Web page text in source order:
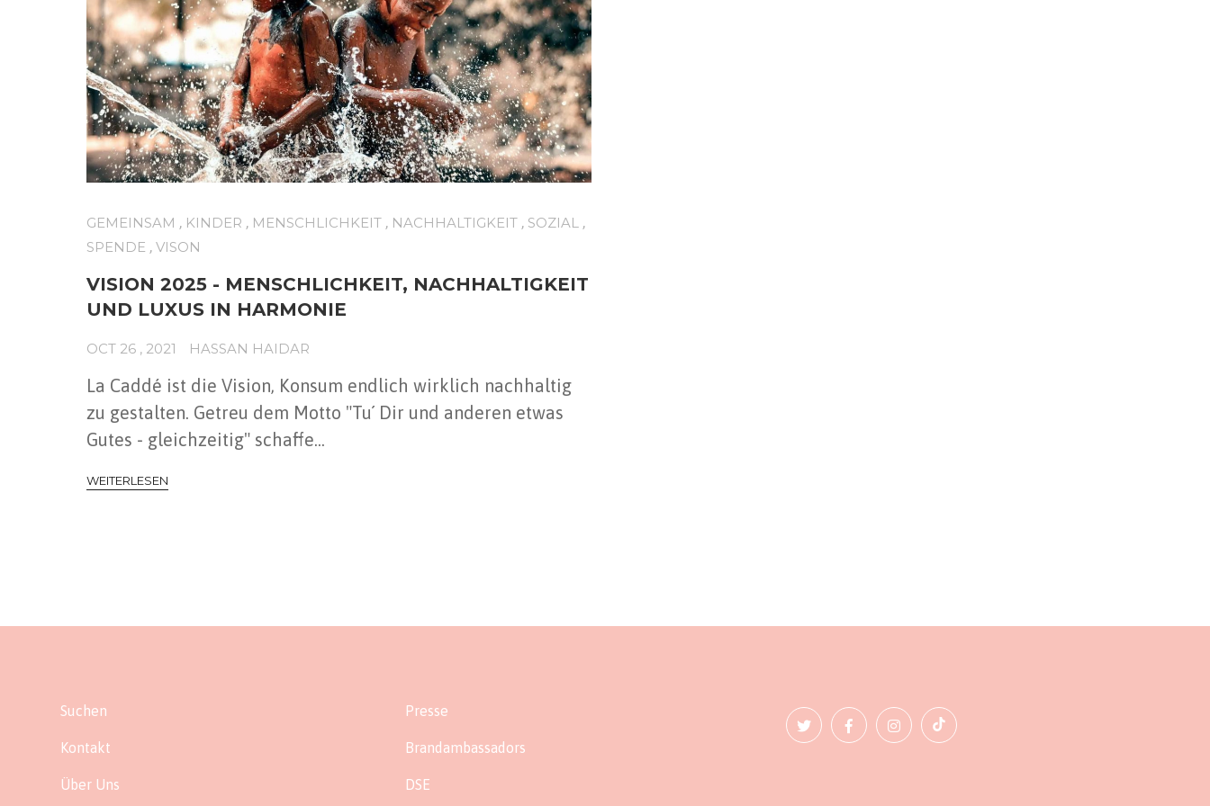
GEMEINSAM , KINDER , MENSCHLICHKEIT, NACHHALTIGKEIT, SOZIAL ,
SPENDE , VISON
VISION 2025 - MENSCHLICHKEIT, NACHHALTIGKEIT
UND LUXUS IN HARMONIE
OCT 26 , 2021 HASSAN HAIDAR
La Caddé ist die Vision, Konsum endlich wirklich nachhaltig
zu gestalten. Getreu dem Motto "Tu´ Dir und anderen etwas
Gutes - gleichzeitig" schaffe...
WEITERLESEN
Suchen
Kontakt
Über Uns
Presse
Brandambassadors
DSE